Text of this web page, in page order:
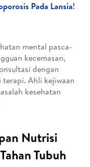
Pada Lansia!
mental pasca-
kecemasan,
dengan
Ahli kejiwaan
kesehatan
Nutrisi
Tubuh